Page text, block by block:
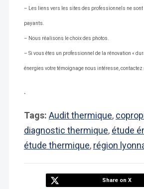
– Les liens vers les sites des professionnels ne sont
payants.
– Nous réalisons le choix des photos.
– Si vous êtes un professionnel de la rénovation «
énergies votre témoignage nous intéresse, contactez
.
Tags: Audit thermique,
diagnostic thermique, étude
étude thermique, région
Share on X